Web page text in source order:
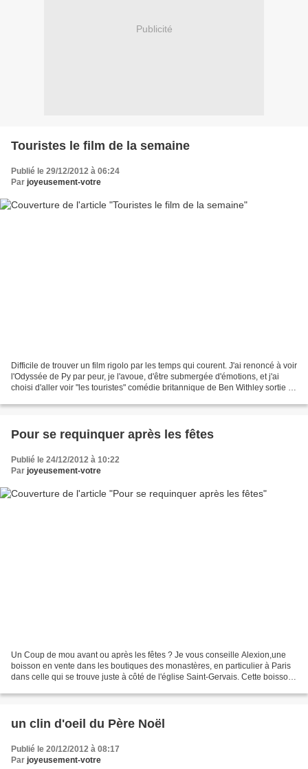
Publicité
Touristes le film de la semaine
Publié le 29/12/2012 à 06:24
Par joyeusement-votre
Difficile de trouver un film rigolo par les temps qui courent. J'ai renoncé à voir
l'Odyssée de Py par peur, je l'avoue, d'être submergée d'émotions, et j'ai
choisi d'aller voir "les touristes" comédie britannique de Ben Withley sortie le
Pour se requinquer après les fêtes
Publié le 24/12/2012 à 10:22
Par joyeusement-votre
Un Coup de mou avant ou après les fêtes ? Je vous conseille Alexion,une
boisson en vente dans les boutiques des monastères, en particulier à Paris
dans celle qui se trouve juste à côté de l'église Saint-Gervais. Cette boisson,
un clin d'oeil du Père Noël
Publié le 20/12/2012 à 08:17
Par joyeusement-votre